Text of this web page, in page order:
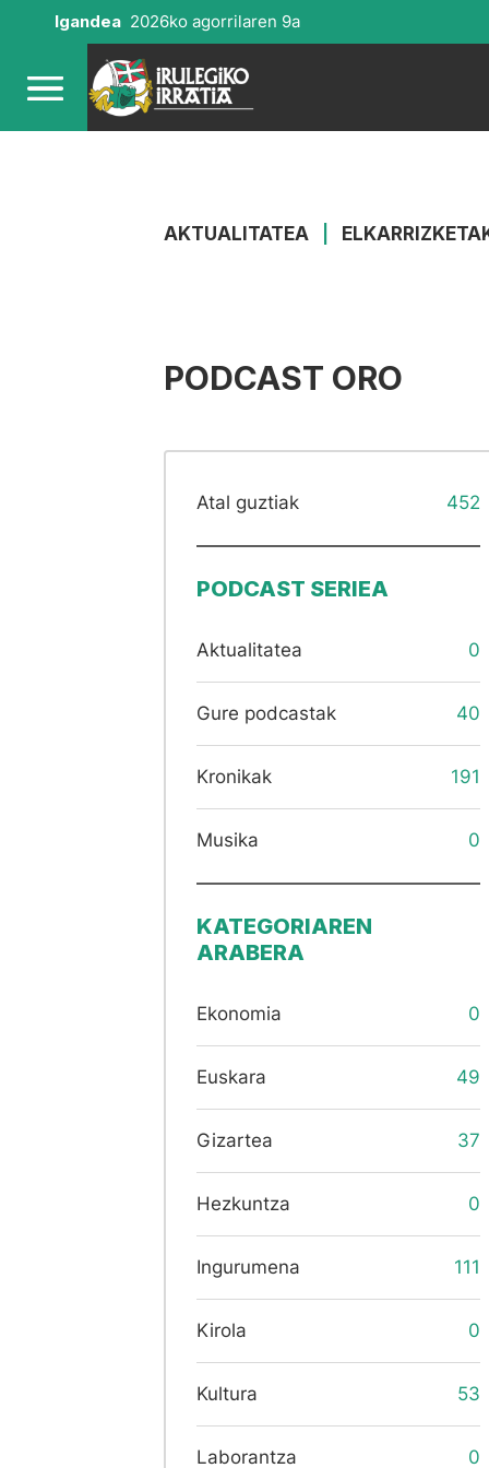
Igandea 2026ko agorrilaren 9a
AKTUALITATEA
PODCAST ORO
Atal guztiak 452
PODCAST SERIEA
Aktualitatea 0
Gure podcastak 40
Kronikak 191
Musika 0
KATEGORIAREN
ARABERA
Ekonomia 0
Euskara 49
Gizartea 37
Hezkuntza 0
Ingurumena 111
Kirola 0
Kultura 53
Laborantza 0